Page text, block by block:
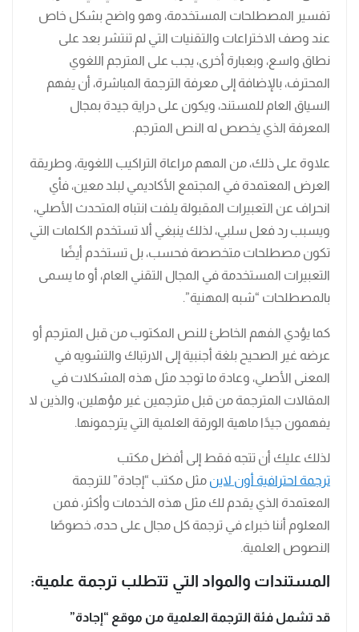
تفسير المصطلحات المستخدمة، وهو واضح بشكل خاص
عند وصف الاختراعات والتقنيات التي لم تنتشر بعد على
نطاق واسع، وبعبارة أخرى، يجب على المترجم اللغوي
المحترف، بالإضافة إلى معرفة الترجمة المباشرة، أن يفهم
السياق العام للمستند، ويكون على دراية جيدة بمجال
المعرفة الذي يخصص له النص المترجم.
علاوة على ذلك، من المهم مراعاة التراكيب اللغوية، وطريقة
العرض المعتمدة في المجتمع الأكاديمي لبلد معين، فأي
انحراف عن التعبيرات المقبولة يلفت انتباه المتحدث الأصلي،
ويسبب رد فعل سلبي، لذلك ينبغي ألا تستخدم الكلمات التي
تكون مصطلحات متخصصة فحسب، بل تستخدم أيضًا
التعبيرات المستخدمة في المجال التقني العام، أو ما يسمى
بالمصطلحات “شبه المهنية”.
كما يؤدي الفهم الخاطئ للنص المكتوب من قبل المترجم أو
عرضه غير الصحيح بلغة أجنبية إلى الارتباك والتشويه في
المعنى الأصلي، وعادة ما توجد مثل هذه المشكلات في
المقالات المترجمة من قبل مترجمين غير مؤهلين، والذين لا
يفهمون جيدًا ماهية الورقة العلمية التي يترجمونها.
لذلك عليك أن تتجه فقط إلى أفضل مكتب
ترجمة احترافية أون لاين مثل مكتب “إجادة” للترجمة
المعتمدة الذي يقدم لك مثل هذه الخدمات وأكثر، فمن
المعلوم أننا خبراء في ترجمة كل مجال على حده، خصوصًا
النصوص العلمية.
المستندات والمواد التي تتطلب ترجمة علمية:
قد تشمل فئة الترجمة العلمية من موقع “إجادة”